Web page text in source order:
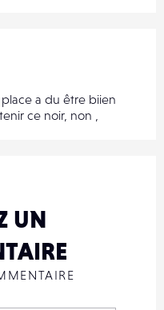
a du être biien
ce noir, non ,
UN